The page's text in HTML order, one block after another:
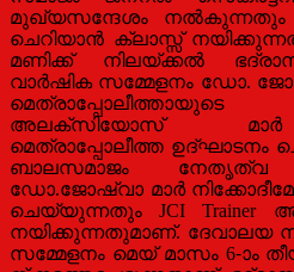
മുഖ്യസന്ദേശം നല്‍കുന്നതും
ചെറിയാന്‍ ക്ലാസ്സ്
മണിക്ക് നിലയ്ക്കല്‍
വാര്‍ഷിക സമ്മേളനം ഡോ.
അലക്സിയോസ്
മെത്രാപ്പോലീത്ത ഉദ്ഘാടനം
ബാലസമാജം നേതൃത്വ
ഡോ.ജോഷ്വാ മാര്‍
ചെയ്യുന്നതും JCI Trainer
നയിക്കുന്നതുമാണ്.
സമ്മേളനം മെയ് മാസം 6-ാം